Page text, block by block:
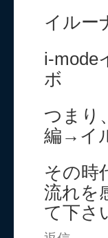
イルー
i-mode
ボ
つまり
編→イ
その時
流れを
て下さ